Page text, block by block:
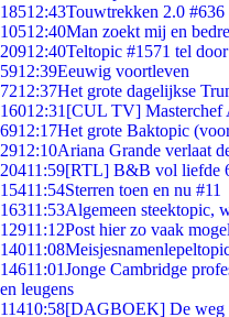
18512:43Touwtrekken 2.0
10512:40Man zoekt mij en
20912:40Teltopic #1571 tel
5912:39Eeuwig voortleven
7212:37Het grote dagelijkse
16012:31 [CUL TV] Masterchef
6912:17Het grote Baktopic
2912:10Ariana Grande verlaat
20411:59[RTL] B&B vol liefde
15411:54Sterren toen en nu #11
16311:53Algemeen steektopic,
12911:12Post hier zo vaak
14011:08
14611:01Jonge Cambridge
en leugens
11410:58[DAGBOEK] De weg